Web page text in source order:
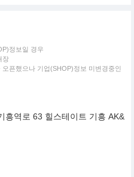
정보일 경우
장
픈했으나 기업(SHOP)정보 미변경중인
흥역로 63 힐스테이트 기흥 AK&